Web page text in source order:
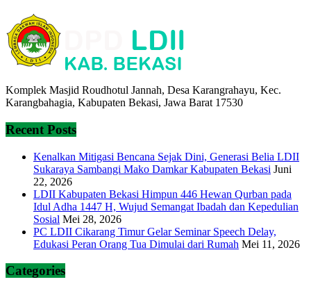
Komplek Masjid Roudhotul Jannah, Desa Karangrahayu, Kec.
Karangbahagia, Kabupaten Bekasi, Jawa Barat 17530
Recent Posts
Kenalkan Mitigasi Bencana Sejak Dini, Generasi Belia LDII
Sukaraya Sambangi Mako Damkar Kabupaten Bekasi Juni
22, 2026
LDII Kabupaten Bekasi Himpun 446 Hewan Qurban pada
Idul Adha 1447 H, Wujud Semangat Ibadah dan Kepedulian
Sosial Mei 28, 2026
PC LDII Cikarang Timur Gelar Seminar Speech Delay,
Edukasi Peran Orang Tua Dimulai dari Rumah Mei 11, 2026
Categories